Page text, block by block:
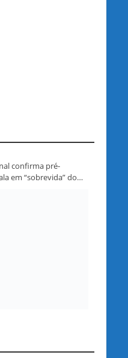
confirma pré-
em “sobrevida” do